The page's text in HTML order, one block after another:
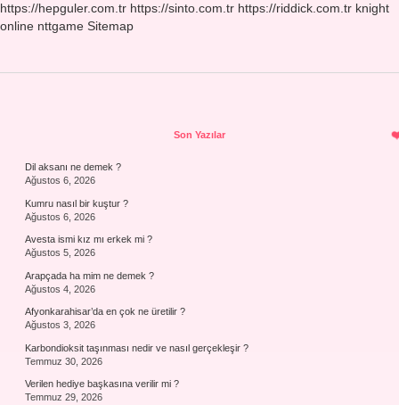
https://hepguler.com.tr https://sinto.com.tr https://riddick.com.tr knight
online nttgame Sitemap
Son Yazılar
Dil aksanı ne demek ?
Ağustos 6, 2026
Kumru nasıl bir kuştur ?
Ağustos 6, 2026
Avesta ismi kız mı erkek mi ?
Ağustos 5, 2026
Arapçada ha mim ne demek ?
Ağustos 4, 2026
Afyonkarahisar’da en çok ne üretilir ?
Ağustos 3, 2026
Karbondioksit taşınması nedir ve nasıl gerçekleşir ?
Temmuz 30, 2026
Verilen hediye başkasına verilir mi ?
Temmuz 29, 2026